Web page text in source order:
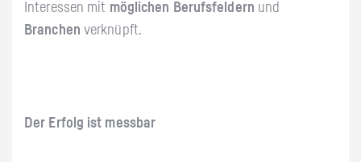
Interessen mit möglichen Berufsfeldern und
Branchen verknüpft.
Der Erfolg ist messbar